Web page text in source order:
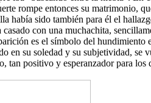
rompe entonces su matrimonio,
había sido también para él el
casado con una muchachita,
es el símbolo del hundimiento
en su soledad y su subjetividad, se
tan positivo y esperanzador para los